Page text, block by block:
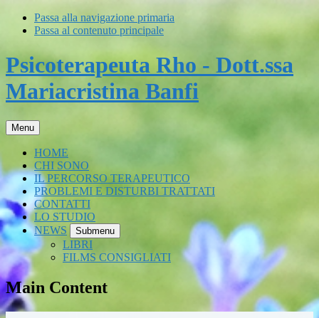
Passa alla navigazione primaria
Passa al contenuto principale
Psicoterapeuta Rho - Dott.ssa
Mariacristina Banfi
Menu
HOME
CHI SONO
IL PERCORSO TERAPEUTICO
PROBLEMI E DISTURBI TRATTATI
CONTATTI
LO STUDIO
NEWS
Submenu
LIBRI
FILMS CONSIGLIATI
Main Content